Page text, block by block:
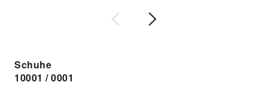
Schuhe
10001 / 0001